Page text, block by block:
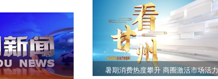
暑期消费热度攀升 商圈激活市场活力